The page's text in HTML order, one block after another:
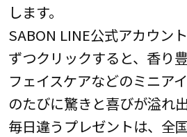
します。
SABON LINE公式アカウン
ずつクリックすると、香り
フェイスケアなどのミニア
のたびに驚きと喜びが溢れ出
毎日違うプレゼントは、全